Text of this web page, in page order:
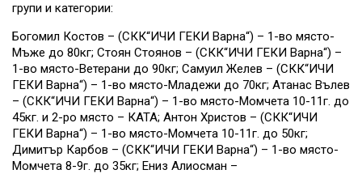
групи и категории:
Богомил Костов – (СКК“ИЧИ ГЕКИ Варна“) – 1-во място-
Мъже до 80кг; Стоян Стоянов – (СКК“ИЧИ ГЕКИ Варна“) –
1-во място-Ветерани до 90кг; Самуил Желев – (СКК“ИЧИ
ГЕКИ Варна“) – 1-во място-Младежи до 70кг; Атанас Вълев
– (СКК“ИЧИ ГЕКИ Варна“) – 1-во място-Момчета 10-11г. до
45кг. и 2-ро място – КАТА; Антон Христов – (СКК“ИЧИ
ГЕКИ Варна“) – 1-во място-Момчета 10-11г. до 50кг;
Димитър Карбов – (СКК“ИЧИ ГЕКИ Варна“) – 1-во място-
Момчета 8-9г. до 35кг; Ениз Алиосман –